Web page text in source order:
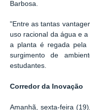
Barbosa.
"Entre as tantas
uso racional da água e
a planta é regada
surgimento de
estudantes.
Corredor da Inovação
Amanhã, sexta-feira